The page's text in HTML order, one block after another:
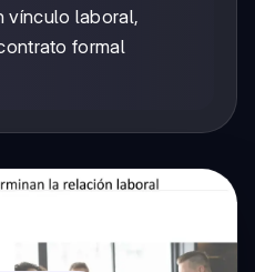
vínculo laboral,
formal